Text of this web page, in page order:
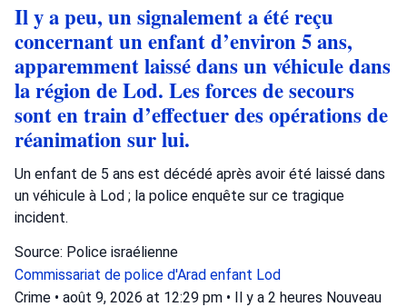
Il y a peu, un signalement a été reçu
concernant un enfant d’environ 5 ans,
apparemment laissé dans un véhicule dans
la région de Lod. Les forces de secours
sont en train d’effectuer des opérations de
réanimation sur lui.
Un enfant de 5 ans est décédé après avoir été laissé dans
un véhicule à Lod ; la police enquête sur ce tragique
incident.
Source: Police israélienne
Commissariat de police d'Arad enfant Lod
Crime • août 9, 2026 at 12:29 pm • Il y a 2 heures Nouveau